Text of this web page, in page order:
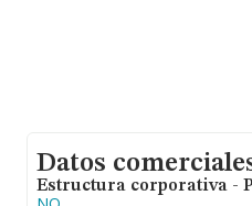
Datos
Estructura corporativa -